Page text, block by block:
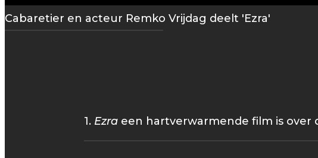
Cabaretier en acteur Remko Vrijdag deelt 'Ezra'
1. Ezraeen hartverwarmende film is over